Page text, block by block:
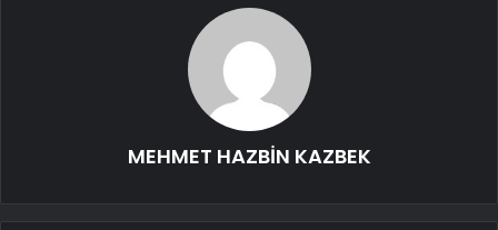
MEHMET HAZBİN KAZBEK